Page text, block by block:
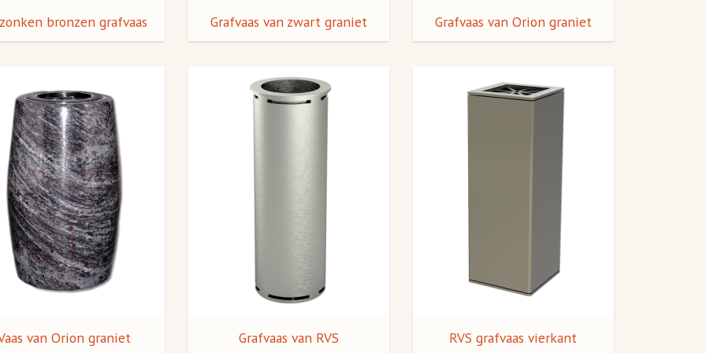
bronzen grafvaas Grafvaas van zwart graniet Grafvaas van Orion graniet
van Orion graniet Grafvaas van RVS RVS grafvaas vierkant